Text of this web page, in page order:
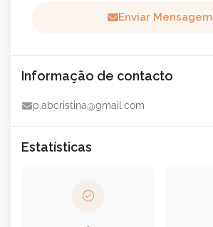
Enviar Mensagem
Informação de contacto
p.abcristina@gmail.com
Estatísticas